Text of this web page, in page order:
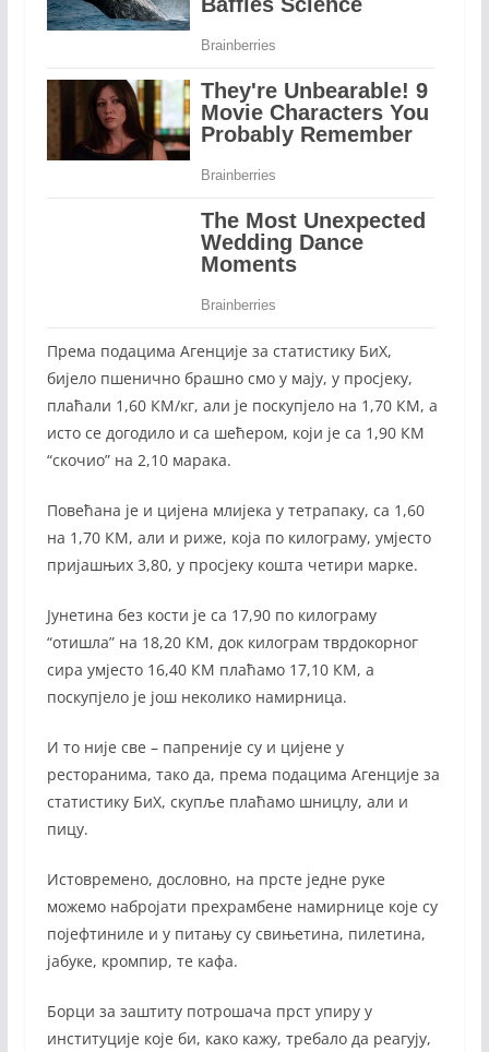
Према подацима Агенције за статистику БиХ,
бијело пшенично брашно смо у мају, у просјеку,
плаћали 1,60 КМ/кг, али је поскупјело на 1,70 КМ, а
исто се догодило и са шећером, који је са 1,90 КМ
“скочио” на 2,10 марака.
Повећана је и цијена млијека у тетрапаку, са 1,60
на 1,70 КМ, али и риже, која по килограму, умјесто
пријашњих 3,80, у просјеку кошта четири марке.
Јунетина без кости је са 17,90 по килограму
“отишла” на 18,20 КМ, док килограм тврдокорног
сира умјесто 16,40 КМ плаћамо 17,10 КМ, а
поскупјело је још неколико намирница.
И то није све – папреније су и цијене у
ресторанима, тако да, према подацима Агенције за
статистику БиХ, скупље плаћамо шницлу, али и
пицу.
Истовремено, дословно, на прсте једне руке
можемо набројати прехрамбене намирнице које су
појефтиниле и у питању су свињетина, пилетина,
јабуке, кромпир, те кафа.
Борци за заштиту потрошача прст упиру у
институције које би, како кажу, требало да реагују,